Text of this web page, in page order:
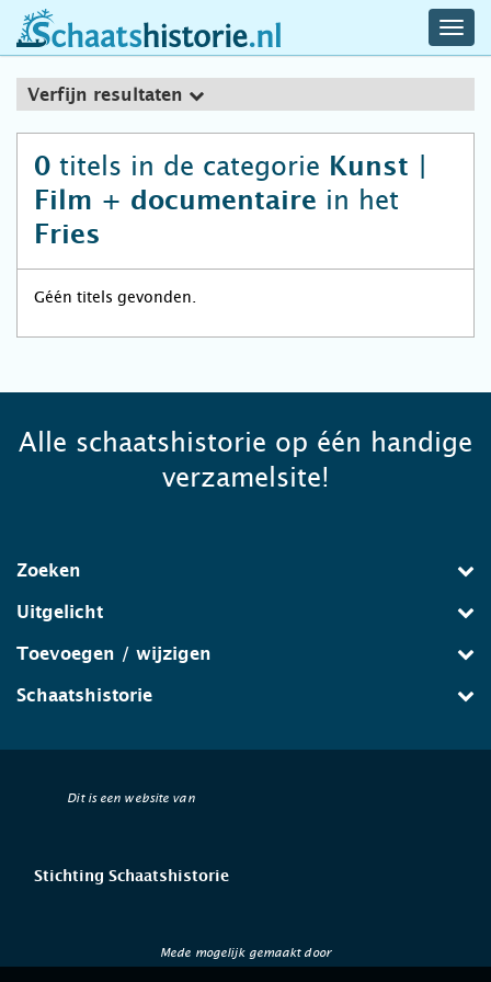
schaatshistorie.nl
Verfijn resultaten
0 titels in de categorie Kunst |
Film + documentaire in het
Fries
Géén titels gevonden.
Alle schaatshistorie op één handige
verzamelsite!
Zoeken
Uitgelicht
Toevoegen / wijzigen
Schaatshistorie
Dit is een website van
Stichting Schaatshistorie
Mede mogelijk gemaakt door